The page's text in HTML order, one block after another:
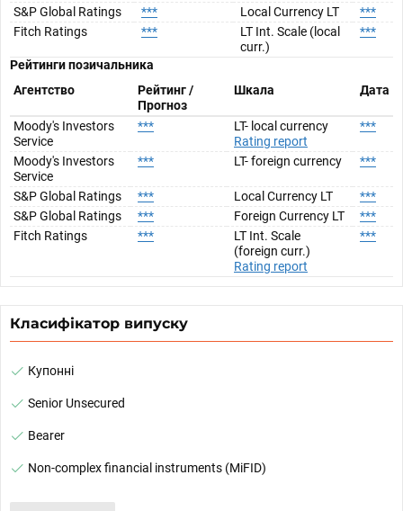
S&P Global Ratings *** Local Currency LT
***
Fitch Ratings
***
LT Int. Scale (local
curr.)
***
Рейтинги позичальника
Агентство
Рейтинг /
Прогноз
Шкала Дата
Moody's Investors
Service
***
LT- local currency
Rating report
***
Moody's Investors
Service
*** LT- foreign currency ***
S&P Global Ratings *** Local Currency LT
***
S&P Global Ratings
*** Foreign Currency LT
***
Fitch Ratings
***
LT Int. Scale
(foreign curr.)
Rating report
***
Класифікатор випуску
Купонні
Senior Unsecured
Bearer
Non-complex financial instruments (MiFID)